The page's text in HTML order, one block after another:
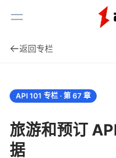
Toggle Menu
返回专栏
API 101 专栏 · 第 67 章
旅游和预订
据